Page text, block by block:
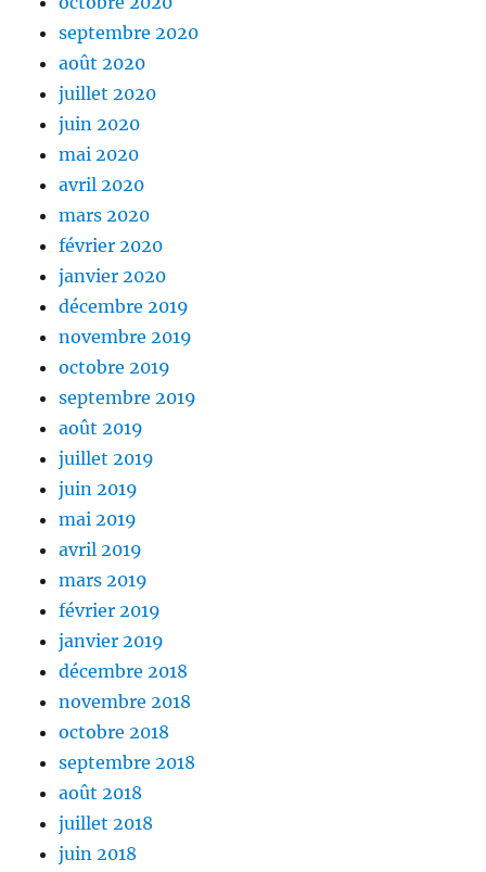
septembre 2020
août 2020
juillet 2020
juin 2020
mai 2020
avril 2020
mars 2020
février 2020
janvier 2020
décembre 2019
novembre 2019
octobre 2019
septembre 2019
août 2019
juillet 2019
juin 2019
mai 2019
avril 2019
mars 2019
février 2019
janvier 2019
décembre 2018
novembre 2018
octobre 2018
septembre 2018
août 2018
juillet 2018
juin 2018